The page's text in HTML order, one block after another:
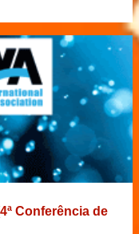
Conferência de